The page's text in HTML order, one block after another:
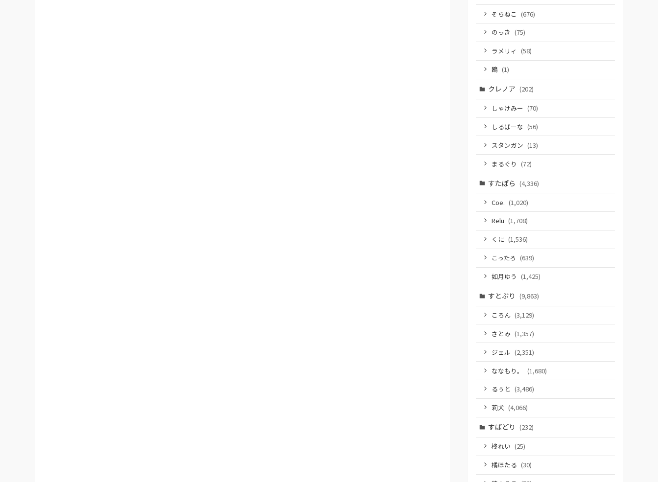
そらねこ (676)
のっき (75)
ラメリィ (58)
鴎 (1)
クレノア (202)
しゃけみー (70)
しるばーな (56)
スタンガン (13)
まるぐり (72)
すたぽら (4,336)
Coe. (1,020)
Relu (1,708)
くに (1,536)
こったろ (639)
如月ゆう (1,425)
すとぷり (9,863)
ころん (3,129)
さとみ (1,357)
ジェル (2,351)
ななもり。
(1,680)
るぅと (3,486)
莉犬 (4,066)
すぱどり (232)
柊れい (25)
橘ほたる (30)